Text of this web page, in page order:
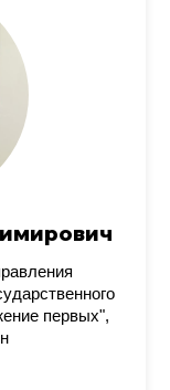
первых",